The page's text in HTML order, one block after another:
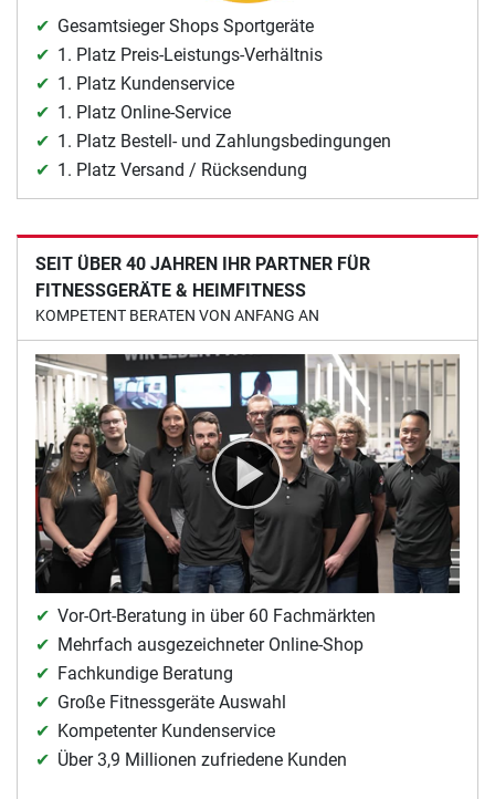
Gesamtsieger Shops Sportgeräte
1. Platz Preis-Leistungs-Verhältnis
1. Platz Kundenservice
1. Platz Online-Service
1. Platz Bestell- und Zahlungsbedingungen
1. Platz Versand / Rücksendung
SEIT ÜBER 40 JAHREN IHR PARTNER FÜR
FITNESSGERÄTE & HEIMFITNESS
KOMPETENT BERATEN VON ANFANG AN
Vor-Ort-Beratung in über 60 Fachmärkten
Mehrfach ausgezeichneter Online-Shop
Fachkundige Beratung
Große Fitnessgeräte Auswahl
Kompetenter Kundenservice
Über 3,9 Millionen zufriedene Kunden